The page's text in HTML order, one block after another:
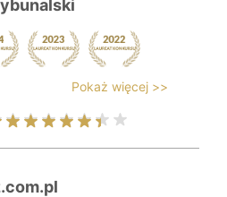
Pokaż więcej >>